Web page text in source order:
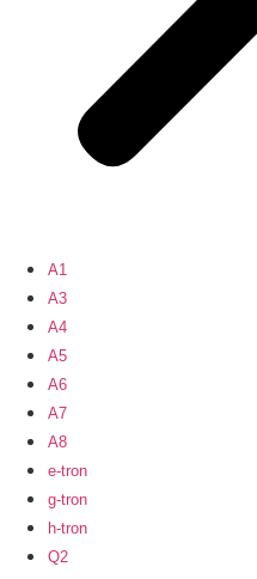
A1
A3
A4
A5
A6
A7
A8
e-tron
g-tron
h-tron
Q2